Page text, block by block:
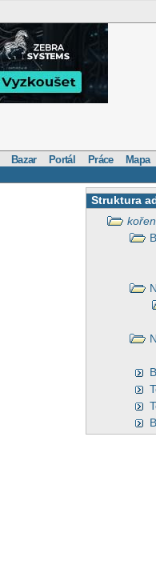
Bazar Portál Práce Mapa
Struktura